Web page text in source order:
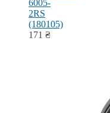
6005-
2RS
(180105)
171 ₴